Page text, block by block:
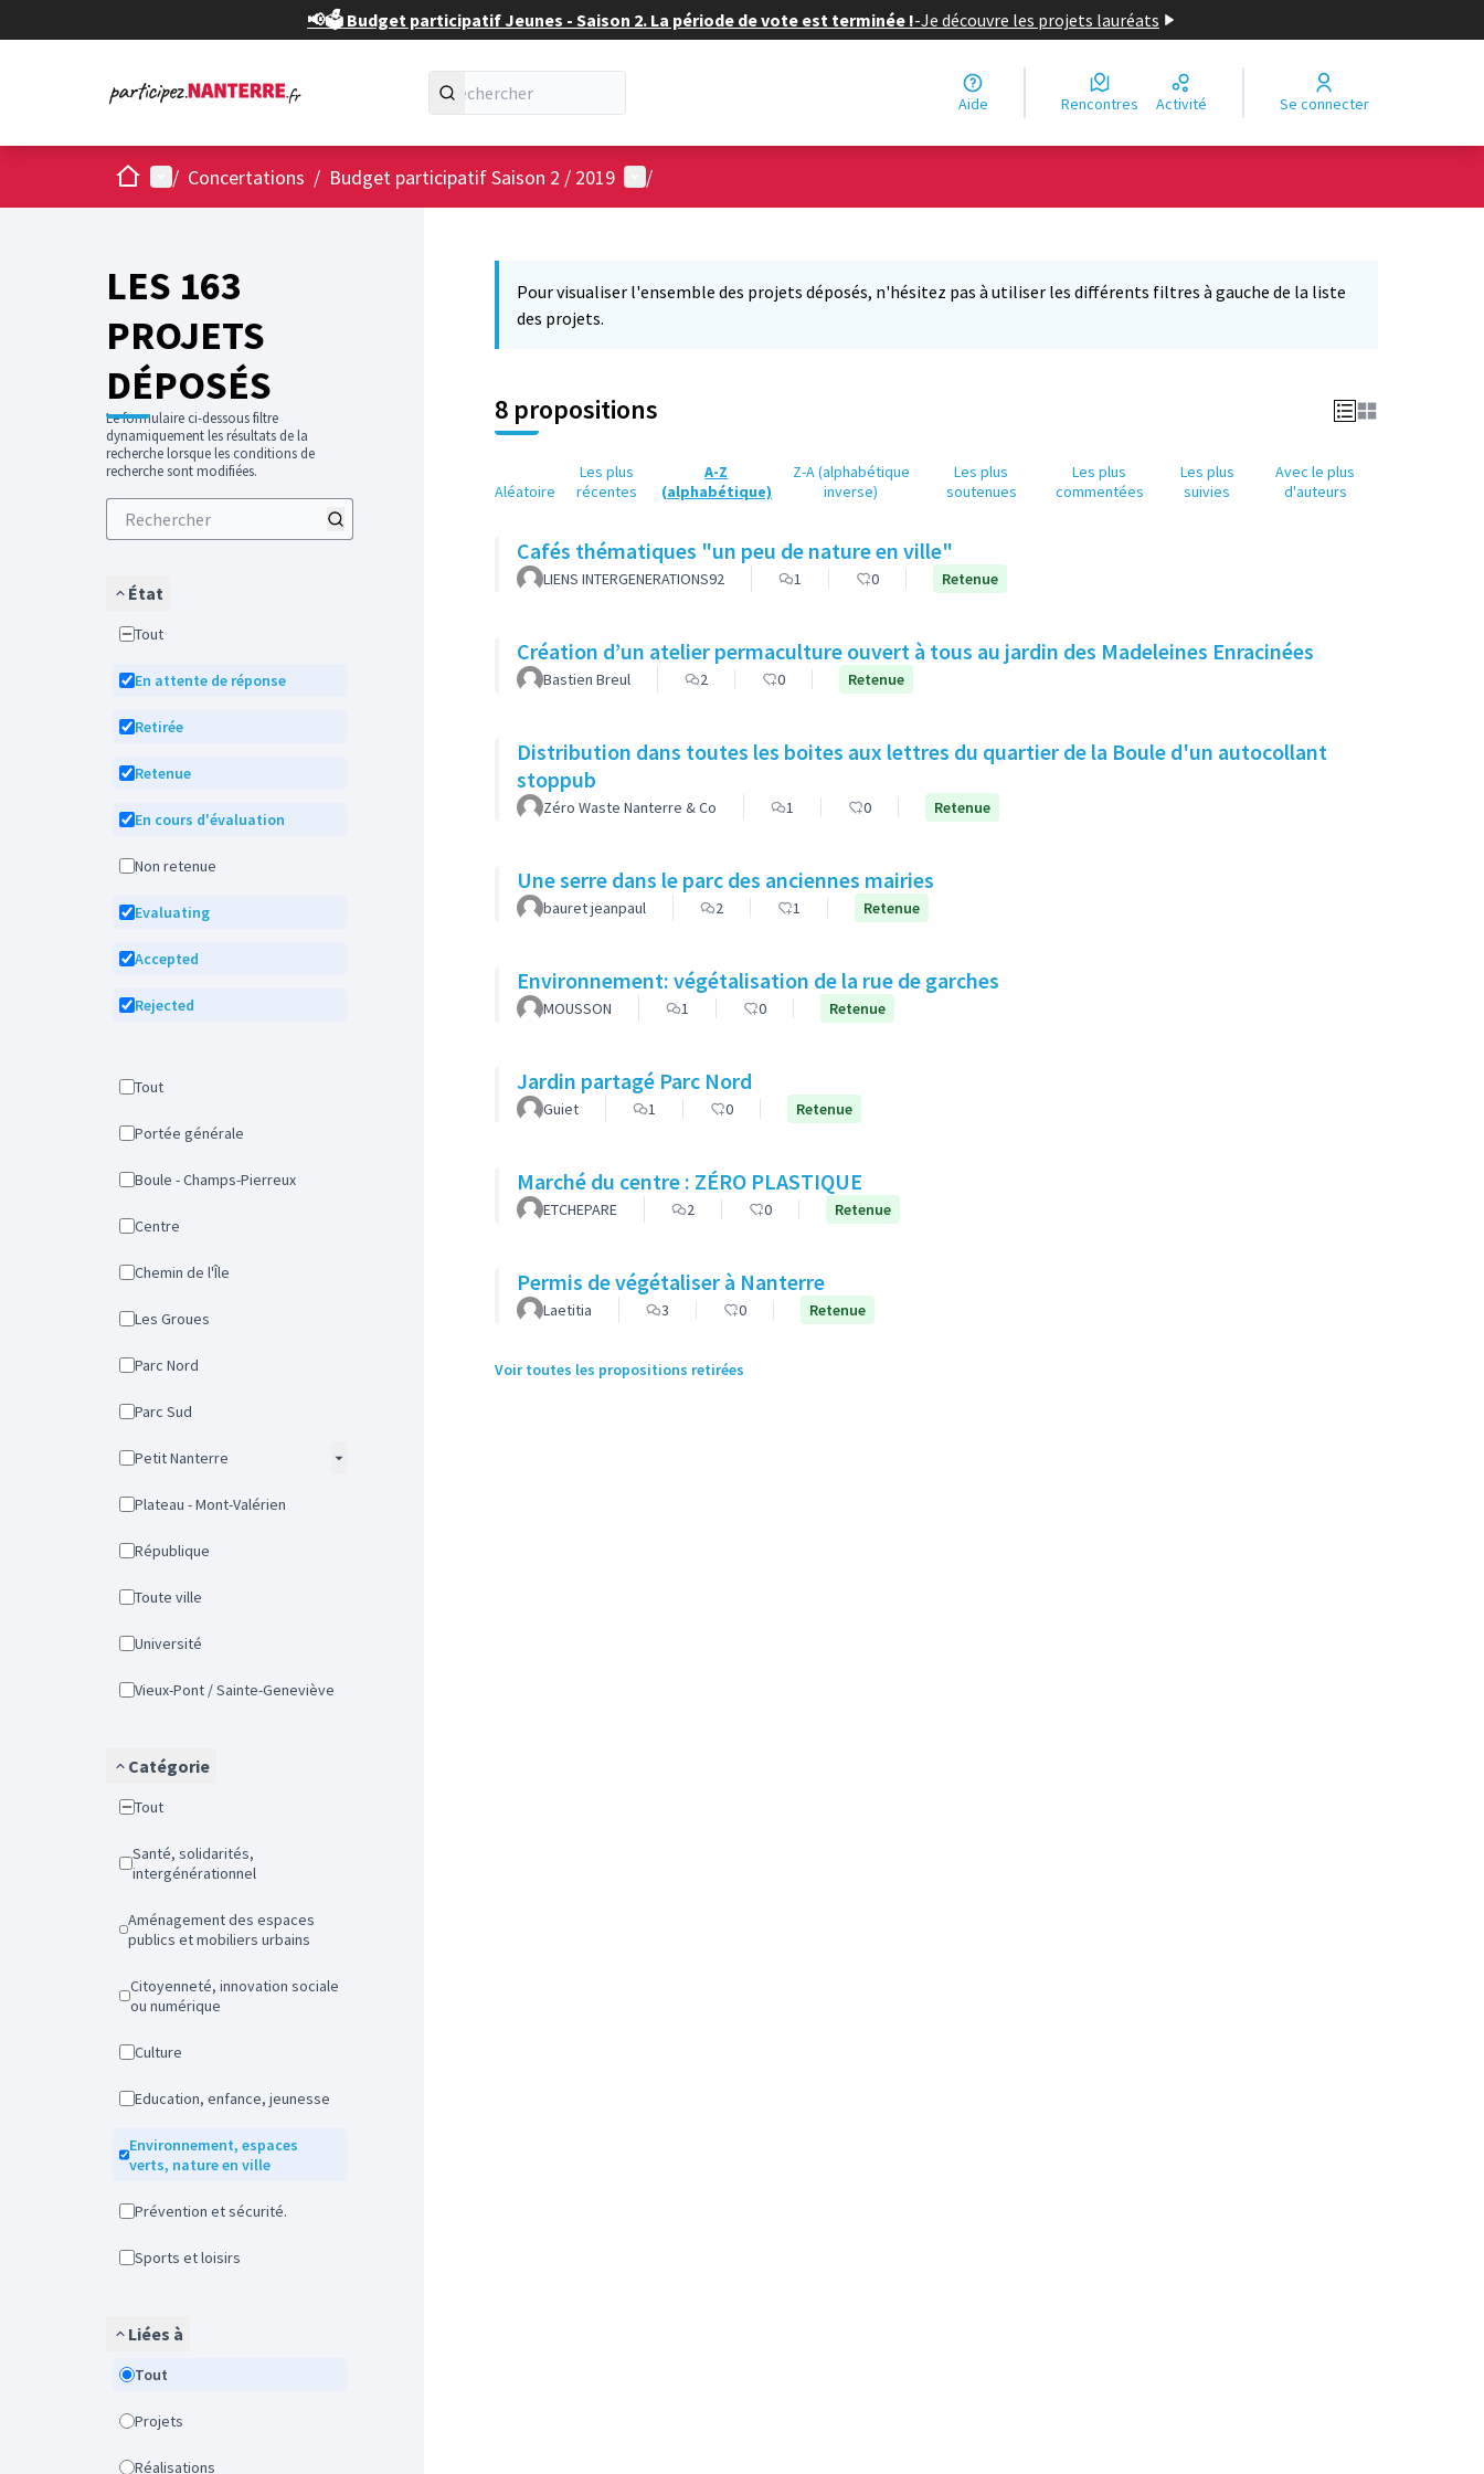
📢🗳️ Budget participatif Jeunes - Saison 2. La période de vote est terminée !-Je découvre les projets lauréats
Aide Rencontres Activité Se connecter
AccueilMenu principal
/ Concertations / Budget participatif Saison 2 / 2019 Menu utilisateur
/
LES 163
PROJETS
DÉPOSÉS
Le formulaire ci-dessous filtre
dynamiquement les résultats de la
recherche lorsque les conditions de
recherche sont modifiées.
État
Tout
En attente de réponse
Retirée
Retenue
En cours d'évaluation
Non retenue
Evaluating
Accepted
Rejected
Tout
Portée générale
Boule - Champs-Pierreux
Centre
Chemin de l'Île
Les Groues
Parc Nord
Parc Sud
Petit Nanterre
Plateau - Mont-Valérien
République
Toute ville
Université
Vieux-Pont / Sainte-Geneviève
Catégorie
Tout
Santé, solidarités,
intergénérationnel
Aménagement des espaces
publics et mobiliers urbains
Citoyenneté, innovation sociale
ou numérique
Culture
Education, enfance, jeunesse
Environnement, espaces
verts, nature en ville
Prévention et sécurité.
Sports et loisirs
Liées à
Tout
Projets
Réalisations
Pour visualiser l'ensemble des projets déposés, n'hésitez pas à utiliser les différents filtres à gauche de la liste
des projets.
8 propositions
Aléatoire
Les plus
récentes
A-Z
(alphabétique)
Z-A (alphabétique
inverse)
Les plus
soutenues
Les plus
commentées
Les plus
suivies
Avec le plus
d'auteurs
Cafés thématiques "un peu de nature en ville"
LIENS INTERGENERATIONS92 1 0 Retenue
Création d’un atelier permaculture ouvert à tous au jardin des Madeleines Enracinées
Bastien Breul 2 0 Retenue
Distribution dans toutes les boites aux lettres du quartier de la Boule d'un autocollant
stoppub
Zéro Waste Nanterre & Co 1 0 Retenue
Une serre dans le parc des anciennes mairies
bauret jeanpaul 2 1 Retenue
Environnement: végétalisation de la rue de garches
MOUSSON 1 0 Retenue
Jardin partagé Parc Nord
Guiet 1 0 Retenue
Marché du centre : ZÉRO PLASTIQUE
ETCHEPARE 2 0 Retenue
Permis de végétaliser à Nanterre
Laetitia 3 0 Retenue
Voir toutes les propositions retirées